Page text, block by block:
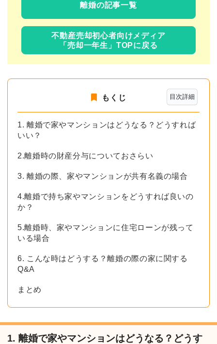
離婚の記事一覧
不動産売却初心者向けメディア
「売却一年生」TOPに戻る
目次詳細
もくじ
1. 離婚で家やマンションはどうなる？どうすれば
いい？
2.離婚時の財産分与についておさらい
3. 離婚の際、家やマンションが共有名義の場合
4.離婚で持ち家やマンションをどうすれば良いの
か？
5.離婚時、家やマンションに住宅ローンが残って
いる場合
6. こんな時はどうする？離婚の際の家に関する
Q&A
まとめ
1. 離婚で家やマンションはどうなる？どうす